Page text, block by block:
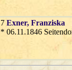
7 Exner, Franziska
* 06.11.1846